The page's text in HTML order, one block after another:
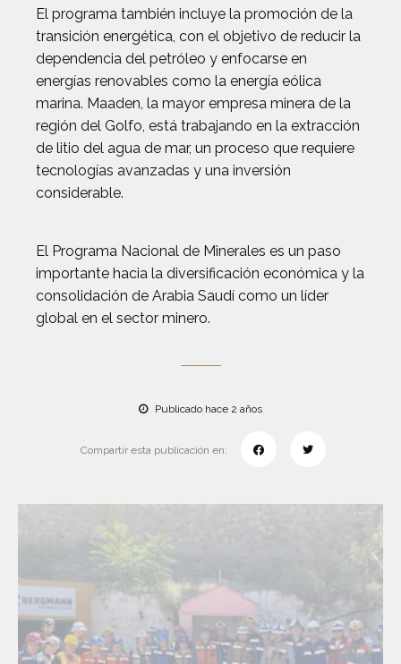
El programa también incluye la promoción de la
transición energética, con el objetivo de reducir la
dependencia del petróleo y enfocarse en
energías renovables como la energía eólica
marina. Maaden, la mayor empresa minera de la
región del Golfo, está trabajando en la extracción
de litio del agua de mar, un proceso que requiere
tecnologías avanzadas y una inversión
considerable.
El Programa Nacional de Minerales es un paso
importante hacia la diversificación económica y la
consolidación de Arabia Saudí como un líder
global en el sector minero.
Publicado hace 2 años
Compartir esta publicación en: